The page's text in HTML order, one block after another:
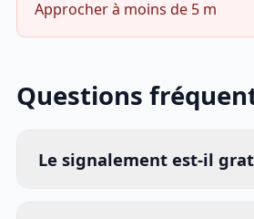
Approcher à moins de 5 m
Questions
Le signalement est-il